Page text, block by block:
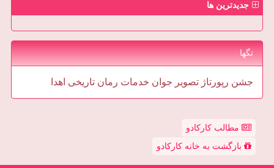
جدیدترین ها
تگها
جشن رپورتاژ تصویر جوان خدمات رمان تاریخی اهدا
مطالب کارکادو
بازگشت به خانه کارکادو